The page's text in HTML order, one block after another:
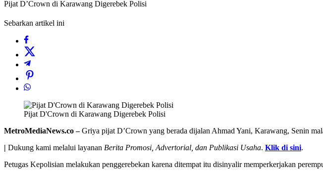
Pijat D’Crown di Karawang Digerebek Polisi
Sebarkan artikel ini
Pijat D'Crown di Karawang Digerebek Polisi
MetroMediaNews.co –Griya pijat D’Crown yang berada dijalan Ahmad Yani, Karawang, Senin
| Dukung kami melalui layanan Berita Promosi, Advertorial, dan Publikasi Usaha. Klik di sini.
Petugas Kepolisian melakukan penggerebekan karena ditempat itu disinyalir memperkerjakan